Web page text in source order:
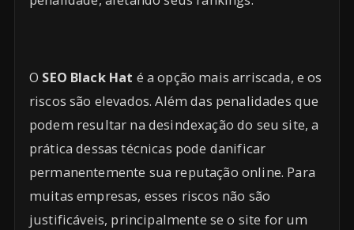
O SEO Black Hat é a opção mais arriscada, e os
riscos são elevados. Além das penalidades que
podem resultar na desindexação do seu site, a
prática dessas técnicas pode danificar
permanentemente sua reputação online. Para
muitas empresas, esses riscos não são
justificáveis, principalmente se o site for um